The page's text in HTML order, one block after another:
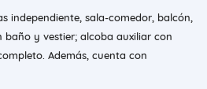
independiente, sala-comedor, balcón,
y vestier; alcoba auxiliar con
Además, cuenta con